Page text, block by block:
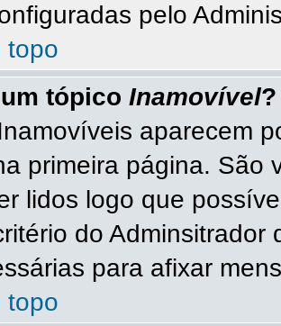
pelo
topo
tópico Inamovível?
aparecem
primeira página. São
lidos logo que
do
para afixar
topo